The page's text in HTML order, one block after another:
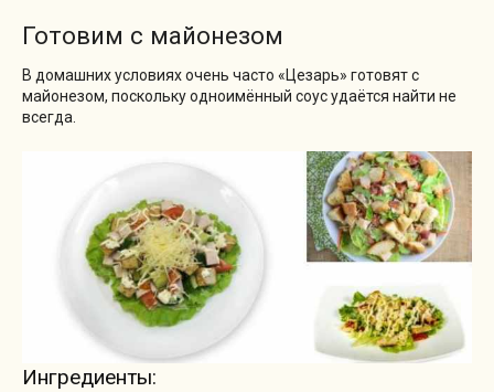
Готовим с майонезом
В домашних условиях очень часто «Цезарь» готовят с
майонезом, поскольку одноимённый соус удаётся найти не
всегда.
Ингредиенты: